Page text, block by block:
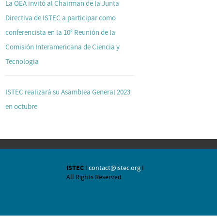
La OEA invitó al Chairman de la Junta
Directiva de ISTEC a participar como
conferencista en la 10° Reunión de la
Comisión Interamericana de Ciencia y
Tecnología
ISTEC realizará su Asamblea General 2023
en octubre
ISTECI contact@istec.orgI
All Rights Reserved